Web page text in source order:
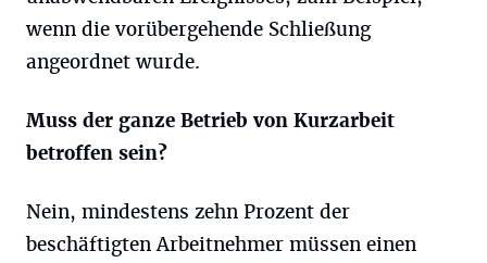
wenn die vorübergehende Schließung
angeordnet wurde.
Muss der ganze Betrieb von Kurzarbeit
betroffen sein?
Nein, mindestens zehn Prozent der
beschäftigten Arbeitnehmer müssen einen